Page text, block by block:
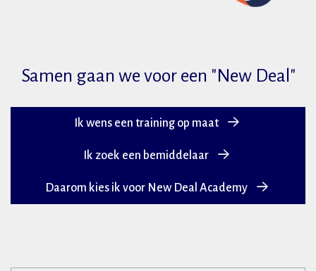
Samen gaan we voor een "New Deal"
Ik wens een training op maat
Ik zoek een bemiddelaar
Daarom kies ik voor New Deal Academy